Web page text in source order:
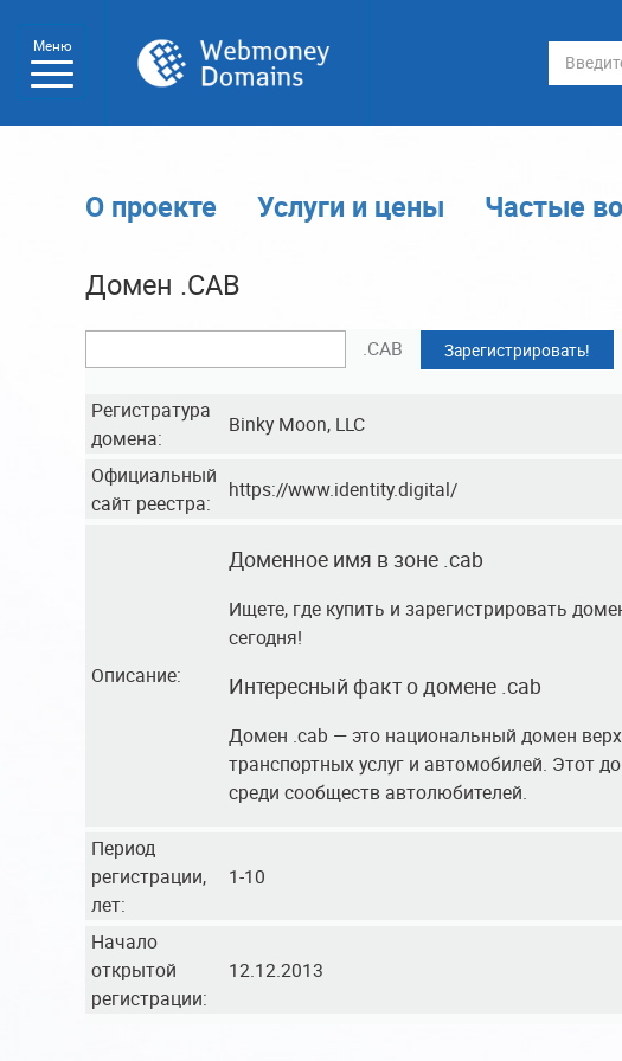
Меню
О проекте Услуги и цены Частые
Домен .CAB
.CAB Зарегистрировать!
Регистратура
домена:
Binky Moon, LLC
Официальный
сайт реестра:
https://www.identity.digital/
Описание:
Доменное имя в зоне .cab
Ищете, где купить и зарегистрировать
сегодня!
Интересный факт о домене .cab
Домен .cab — это национальный домен
транспортных услуг и автомобилей. Этот
среди сообществ автолюбителей.
Период
регистрации,
лет:
1-10
Начало
открытой
регистрации:
12.12.2013